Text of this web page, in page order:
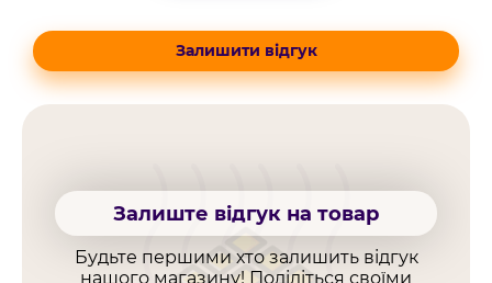
Залишити відгук
Залиште відгук на товар
Будьте першими хто залишить відгук
нашого магазину! Поділіться своїми